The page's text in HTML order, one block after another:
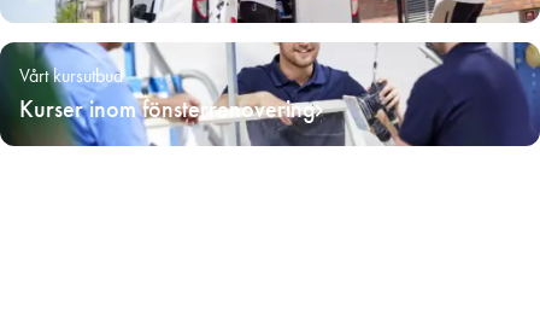
Vårt kursutbud
Kurser inom fönsterrenovering